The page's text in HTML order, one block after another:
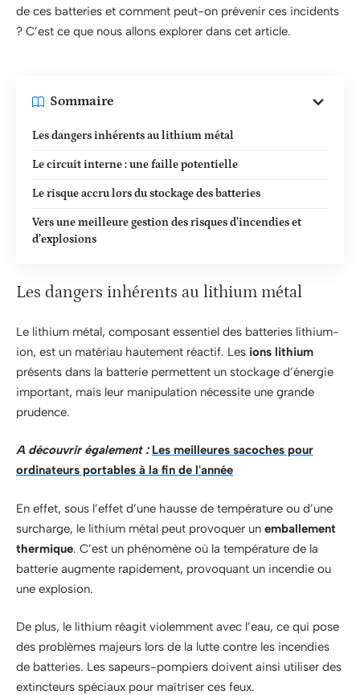
de ces batteries et comment peut-on prévenir ces incidents
? C’est ce que nous allons explorer dans cet article.
Sommaire
Les dangers inhérents au lithium métal
Le circuit interne : une faille potentielle
Le risque accru lors du stockage des batteries
Vers une meilleure gestion des risques d’incendies et
d’explosions
Les dangers inhérents au lithium métal
Le lithium métal, composant essentiel des batteries lithium-
ion, est un matériau hautement réactif. Les ions lithium
présents dans la batterie permettent un stockage d’énergie
important, mais leur manipulation nécessite une grande
prudence.
A découvrir également : Les meilleures sacoches pour
ordinateurs portables à la fin de l'année
En effet, sous l’effet d’une hausse de température ou d’une
surcharge, le lithium métal peut provoquer un emballement
thermique. C’est un phénomène où la température de la
batterie augmente rapidement, provoquant un incendie ou
une explosion.
De plus, le lithium réagit violemment avec l’eau, ce qui pose
des problèmes majeurs lors de la lutte contre les incendies
de batteries. Les sapeurs-pompiers doivent ainsi utiliser des
extincteurs spéciaux pour maîtriser ces feux.